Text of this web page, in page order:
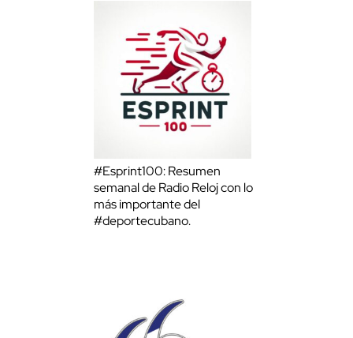
#Esprint100: Resumen
semanal de Radio Reloj con lo
más importante del
#deportecubano.